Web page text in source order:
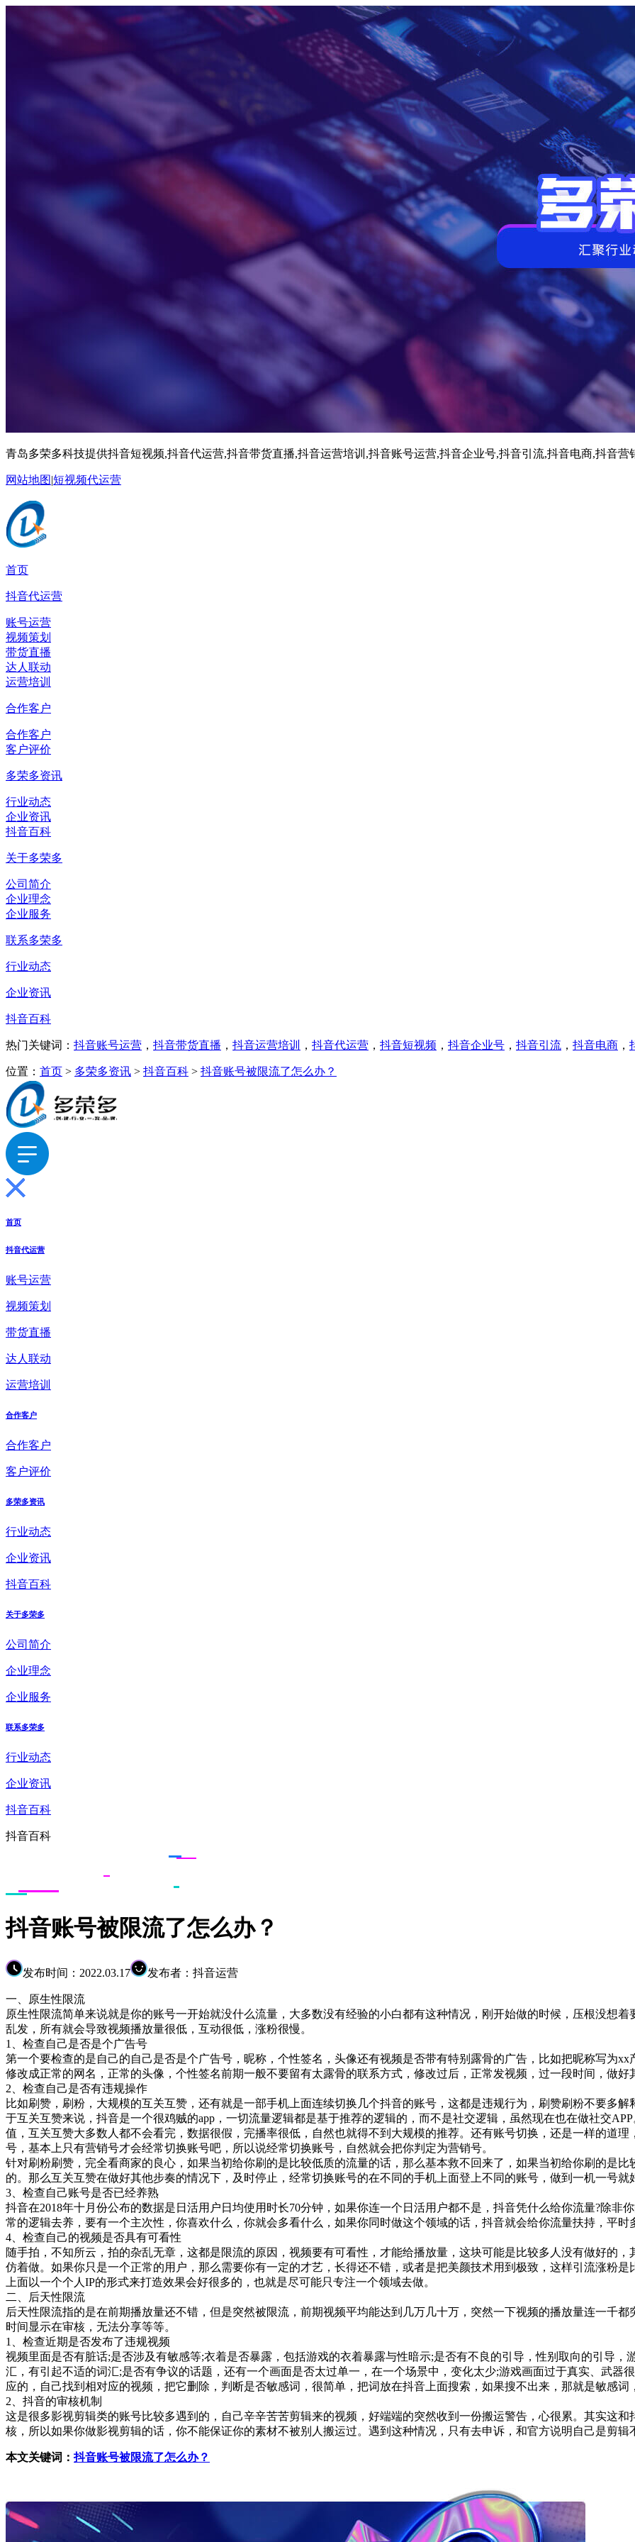
青岛多荣多科技提供抖音短视频,抖音代运营,抖音带货直播,抖音运营培训,抖音账号运营,抖音企业号,抖音引流,抖音电商,抖音营
网站地图|短视频代运营
首页
抖音代运营
账号运营
视频策划
带货直播
达人联动
运营培训
合作客户
合作客户
客户评价
多荣多资讯
行业动态
企业资讯
抖音百科
关于多荣多
公司简介
企业理念
企业服务
联系多荣多
行业动态
企业资讯
抖音百科
热门关键词： 抖音账号运营 ， 抖音带货直播 ， 抖音运营培训 ， 抖音代运营 ， 抖音短视频 ， 抖音企业号 ， 抖音引流 ， 抖音电商 ，
位置： 首页 > 多荣多资讯 > 抖音百科 > 抖音账号被限流了怎么办？
首页
抖音代运营
账号运营
视频策划
带货直播
达人联动
运营培训
合作客户
合作客户
客户评价
多荣多资讯
行业动态
企业资讯
抖音百科
关于多荣多
公司简介
企业理念
企业服务
联系多荣多
行业动态
企业资讯
抖音百科
抖音百科
抖音账号被限流了怎么办？
发布时间：2022.03.17 发布者：抖音运营
一、原生性限流
原生性限流简单来说就是你的账号一开始就没什么流量，大多数没有经验的小白都有这种情况，刚开始做的时候，压根没想
乱发，所有就会导致视频播放量很低，互动很低，涨粉很慢。
1、检查自己是否是个广告号
第一个要检查的是自己的自己是否是个广告号，昵称，个性签名，头像还有视频是否带有特别露骨的广告，比如把昵称写为
修改成正常的网名，正常的头像，个性签名前期一般不要留有太露骨的联系方式，修改过后，正常发视频，过一段时间，做好
2、检查自己是否有违规操作
比如刷赞，刷粉，大规模的互关互赞，还有就是一部手机上面连续切换几个抖音的账号，这都是违规行为，刷赞刷粉不要多
于互关互赞来说，抖音是一个很鸡贼的app，一切流量逻辑都是基于推荐的逻辑的，而不是社交逻辑，虽然现在也在做社交
值，互关互赞大多数人都不会看完，数据很假，完播率很低，自然也就得不到大规模的推荐。还有账号切换，还是一样的道
号，基本上只有营销号才会经常切换账号吧，所以说经常切换账号，自然就会把你判定为营销号。
针对刷粉刷赞，完全看商家的良心，如果当初给你刷的是比较低质的流量的话，那么基本救不回来了，如果当初给你刷的是
的。那么互关互赞在做好其他步奏的情况下，及时停止，经常切换账号的在不同的手机上面登上不同的账号，做到一机一号就
3、检查自己账号是否已经养熟
抖音在2018年十月份公布的数据是日活用户日均使用时长70分钟，如果你连一个日活用户都不是，抖音凭什么给你流量?除非
常的逻辑去养，要有一个主次性，你喜欢什么，你就会多看什么，如果你同时做这个领域的话，抖音就会给你流量扶持，平时
4、检查自己的视频是否具有可看性
随手拍，不知所云，拍的杂乱无章，这都是限流的原因，视频要有可看性，才能给播放量，这块可能是比较多人没有做好的
仿着做。如果你只是一个正常的用户，那么需要你有一定的才艺，长得还不错，或者是把美颜技术用到极致，这样引流涨粉
上面以一个个人IP的形式来打造效果会好很多的，也就是尽可能只专注一个领域去做。
二、后天性限流
后天性限流指的是在前期播放量还不错，但是突然被限流，前期视频平均能达到几万几十万，突然一下视频的播放量连一千
时间显示在审核，无法分享等等。
1、检查近期是否发布了违规视频
视频里面是否有脏话;是否涉及有敏感等;衣着是否暴露，包括游戏的衣着暴露与性暗示;是否有不良的引导，性别取向的引导，
汇，有引起不适的词汇;是否有争议的话题，还有一个画面是否太过单一，在一个场景中，变化太少;游戏画面过于真实、武器
应的，自己找到相对应的视频，把它删除，判断是否敏感词，很简单，把词放在抖音上面搜索，如果搜不出来，那就是敏感词
2、抖音的审核机制
这是很多影视剪辑类的账号比较多遇到的，自己辛辛苦苦剪辑来的视频，好端端的突然收到一份搬运警告，心很累。其实这
核，所以如果你做影视剪辑的话，你不能保证你的素材不被别人搬运过。遇到这种情况，只有去申诉，和官方说明自己是剪辑
本文关键词：抖音账号被限流了怎么办？